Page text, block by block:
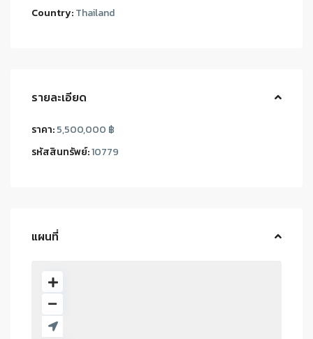
Country:Thailand
รายละเอียด
ราคา:5,500,000 ฿
รหัสสินทรัพย์:10779
แผนที่